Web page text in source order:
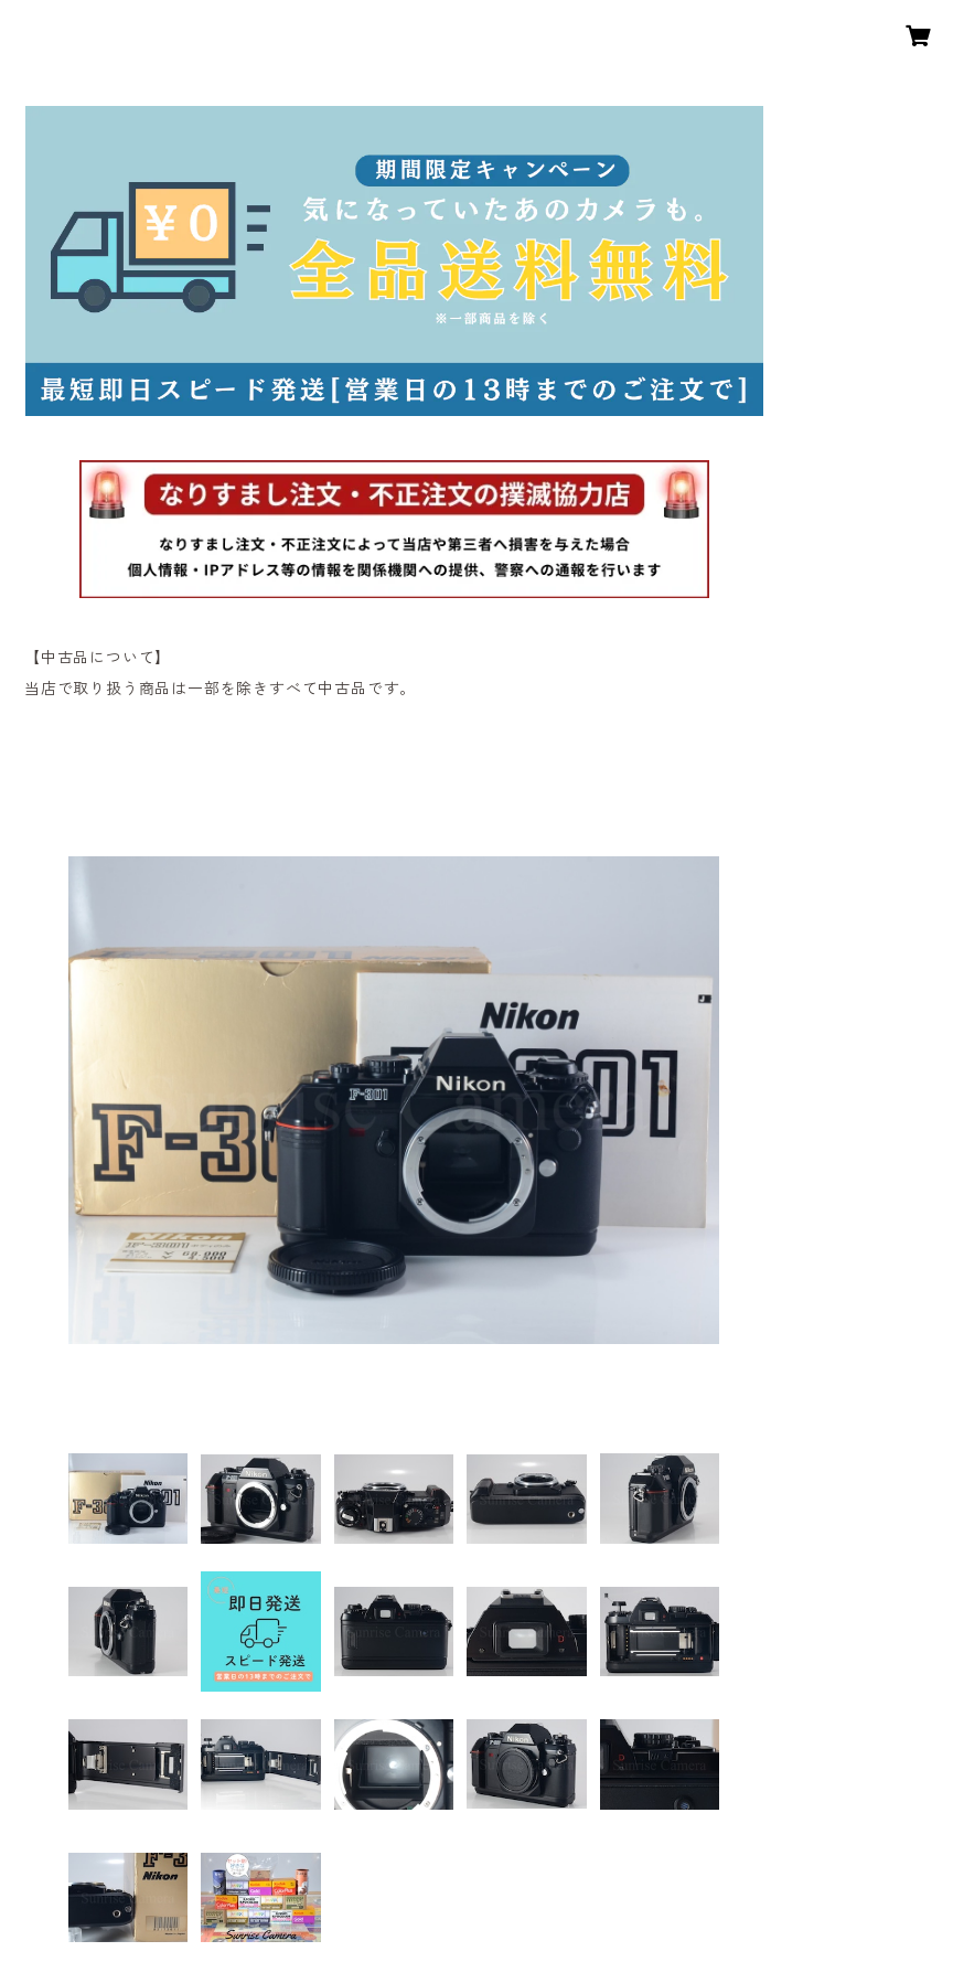
【中古品について】
当店で取り扱う商品は一部を除きすべて中古品です。